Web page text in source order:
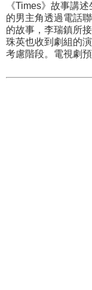
《Times》故事講
的男主角透過電話
的故事，李瑞鎮所
珠英也收到劇組的
考慮階段。電視劇